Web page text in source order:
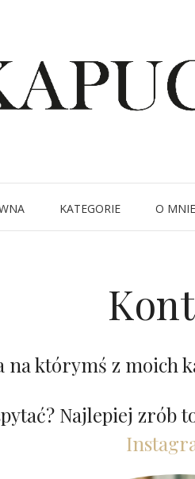
KATEGORIE O MNIE
którymś z moich
Najlepiej